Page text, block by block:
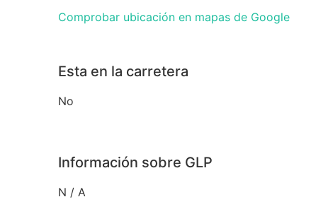
Comprobar ubicación en mapas de Google
Esta en la carretera
No
Información sobre GLP
N / A